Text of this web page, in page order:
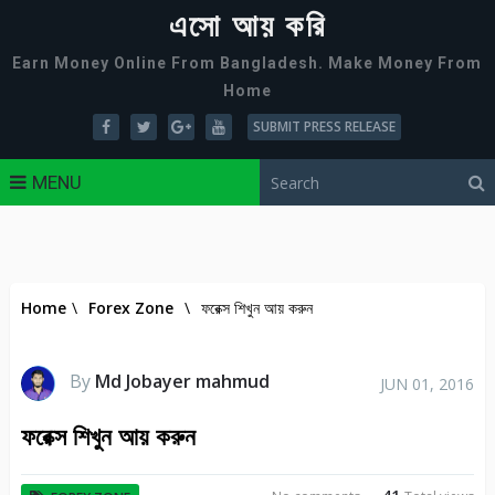
এসো আয় করি
Earn Money Online From Bangladesh. Make Money From
Home
SUBMIT PRESS RELEASE
MENU
Home \ Forex Zone \ ফরেক্স শিখুন আয় করুন
By Md Jobayer mahmud JUN 01, 2016
ফরেক্স শিখুন আয় করুন